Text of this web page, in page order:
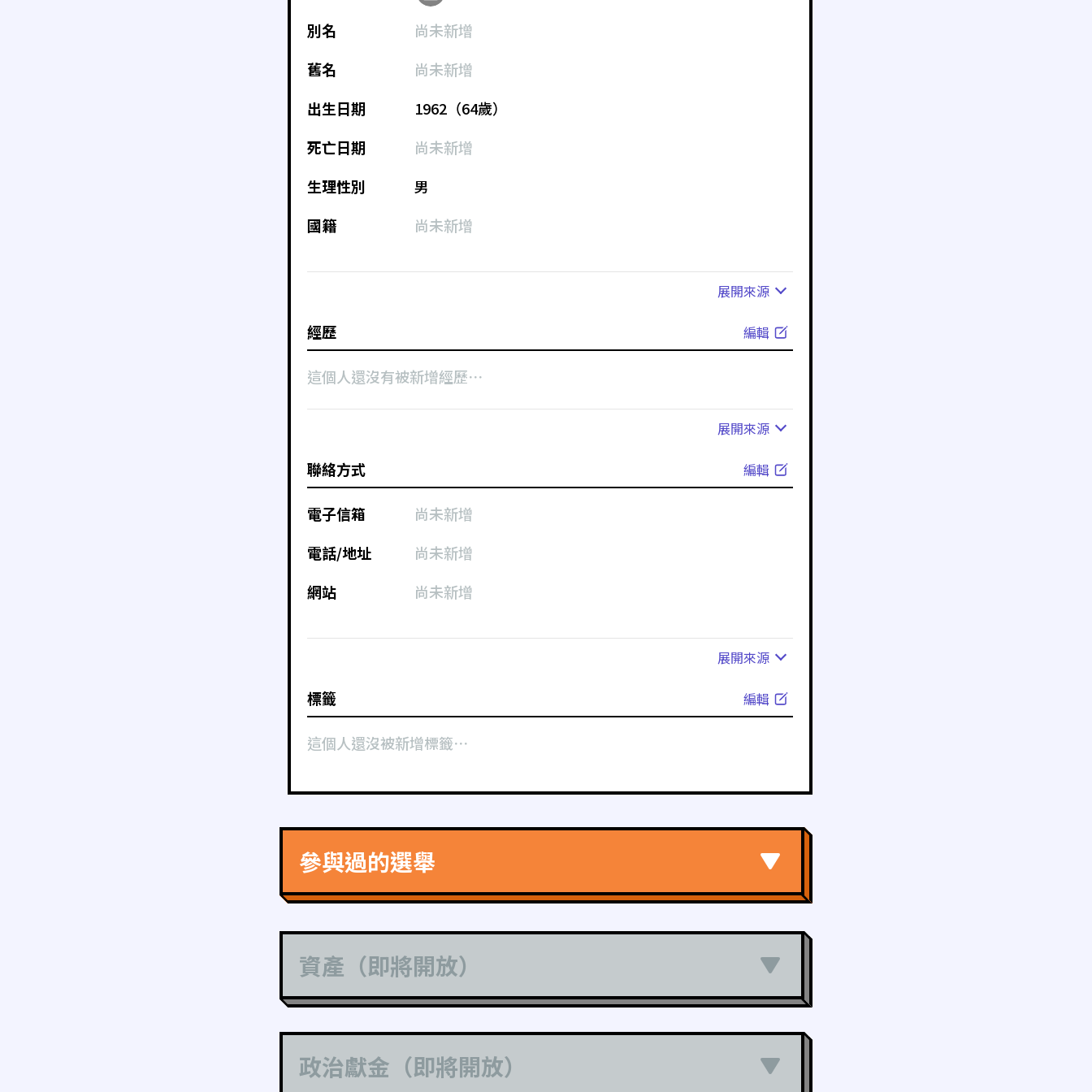
別名
尚未新增
舊名
尚未新增
出生日期
1962（64歲）
死亡日期
尚未新增
生理性別
男
國籍
尚未新增
展開來源
經歷 編輯
這個人還沒有被新增經歷⋯
展開來源
聯絡方式 編輯
電子信箱
尚未新增
電話/地址
尚未新增
網站
尚未新增
展開來源
標籤 編輯
這個人還沒被新增標籤⋯
參與過的選舉
資產（即將開放）
政治獻金（即將開放）